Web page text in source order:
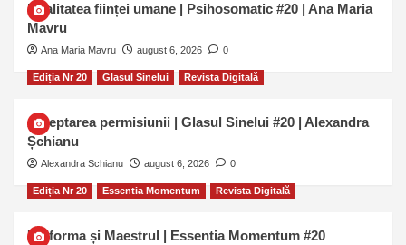
Dualitatea ființei umane | Psihosomatic #20 | Ana Maria
Mavru
Ana Maria Mavru august 6, 2026 0
Ediția Nr 20 Glasul Sinelui Revista Digitală
Așteptarea permisiunii | Glasul Sinelui #20 | Alexandra
Șchianu
Alexandra Schianu august 6, 2026 0
Ediția Nr 20 Essentia Momentum Revista Digitală
Uniforma și Maestrul | Essentia Momentum #20